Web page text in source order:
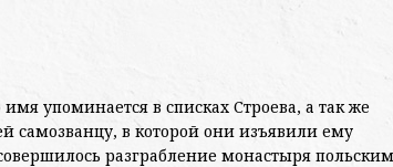
упоминается в списках Строева, а так же
самозванцу, в которой они изъявили ему
разграбление монастыря